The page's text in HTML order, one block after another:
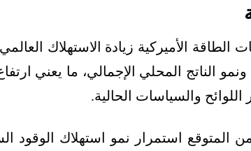
الناتج المحلي الإجمالي، ما يعني ارتفاع
والسياسات الحالية.